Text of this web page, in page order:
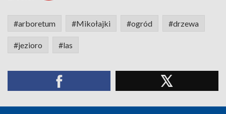
#arboretum #Mikołajki #ogród #drzewa
#jezioro #las